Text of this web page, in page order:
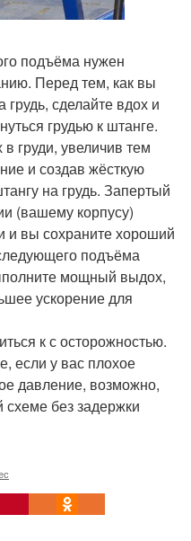
подъёма нужен
Перед тем, как вы
грудь, сделайте вдох и
грудью к штанге.
груди, увеличив тем
и создав жёсткую
на грудь. Запертый
(вашему корпусу)
и вы сохраните хороший
подъёма
мощный выдох,
ускорение для
к с осторожностью.
если у вас плохое
давление, возможно,
схеме без задержки